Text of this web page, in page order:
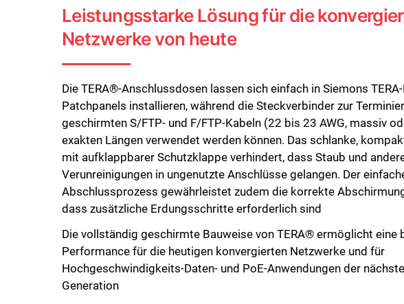
Leistungsstarke Lösung für die
Netzwerke von heute
Die TERA®-Anschlussdosen lassen sich einfach in Siemons
Patchpanels installieren, während die Steckverbinder zur
geschirmten S/FTP- und F/FTP-Kabeln (22 bis 23 AWG, massiv
exakten Längen verwendet werden können. Das schlanke,
mit aufklappbarer Schutzklappe verhindert, dass Staub und
Verunreinigungen in ungenutzte Anschlüsse gelangen. Der
Abschlussprozess gewährleistet zudem die korrekte
dass zusätzliche Erdungsschritte erforderlich sind
Die vollständig geschirmte Bauweise von TERA® ermöglicht eine
Performance für die heutigen konvergierten Netzwerke und für
Hochgeschwindigkeits-Daten- und PoE-Anwendungen der
Generation